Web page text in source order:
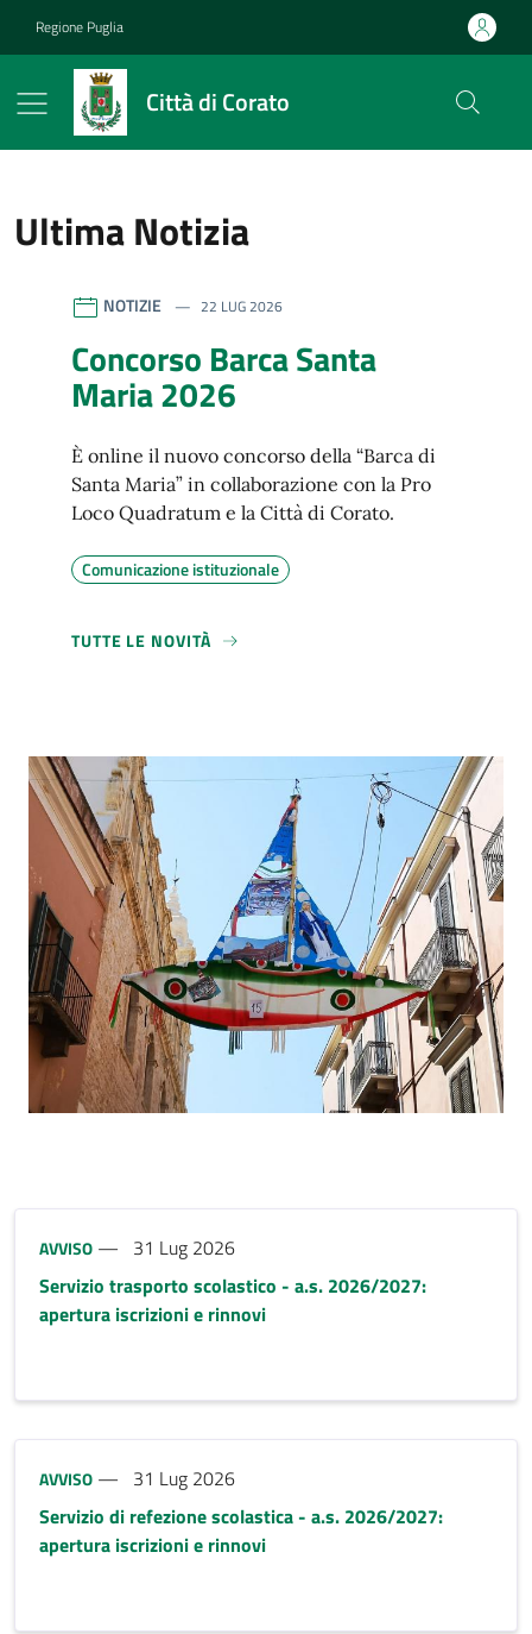
Regione Puglia
Città di Corato
riferimento blocco
Ultima Notizia
Città di Corato
Contenuti in evidenza
NOTIZIE 22 LUG 2026
Concorso Barca Santa
Maria 2026
È online il nuovo concorso della “Barca di
Santa Maria” in collaborazione con la Pro
Loco Quadratum e la Città di Corato.
Comunicazione istituzionale
TUTTE LE NOVITÀ
Tipo notizia:
AVVISO
31 Lug 2026
Servizio trasporto scolastico - a.s. 2026/2027:
apertura iscrizioni e rinnovi
Tipo notizia:
AVVISO
31 Lug 2026
Servizio di refezione scolastica - a.s. 2026/2027:
apertura iscrizioni e rinnovi